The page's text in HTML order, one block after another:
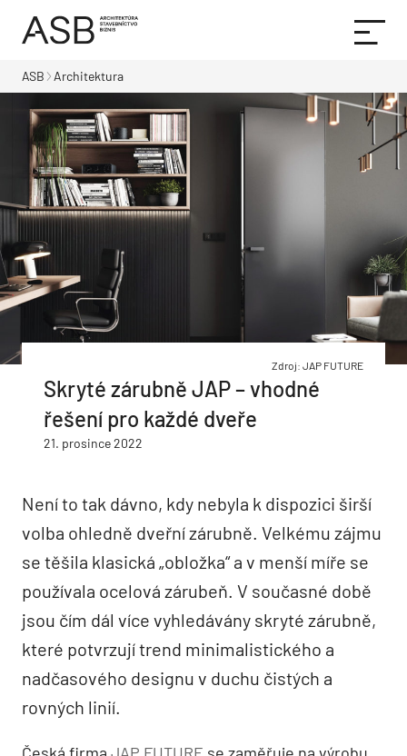
ASB Architektura
Zdroj: JAP FUTURE
Skryté zárubně JAP – vhodné
řešení pro každé dveře
21. prosince 2022
Není to tak dávno, kdy nebyla k dispozici širší
volba ohledně dveřní zárubně. Velkému zájmu
se těšila klasická „obložka“ a v menší míře se
používala ocelová zárubeň. V současné době
jsou čím dál více vyhledávány skryté zárubně,
které potvrzují trend minimalistického a
nadčasového designu v duchu čistých a
rovných linií.